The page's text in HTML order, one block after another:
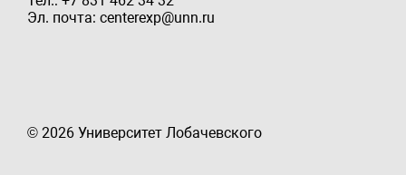
Эл. почта: centerexp@unn.ru
© 2026 Университет Лобачевского